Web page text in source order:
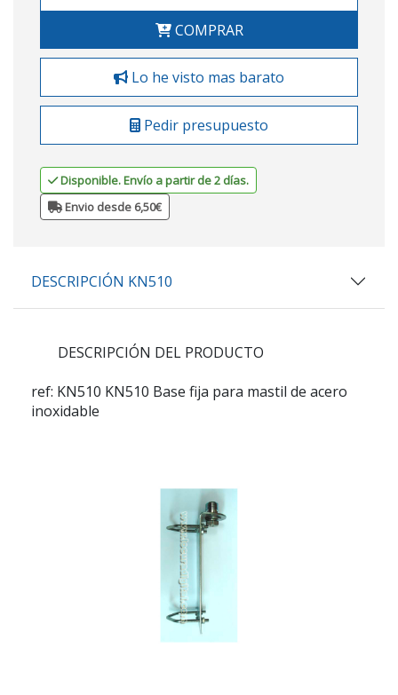
COMPRAR
Lo he visto mas barato
Pedir presupuesto
Disponible. Envío a partir de 2 días.
Envio desde 6,50€
DESCRIPCIÓN KN510
DESCRIPCIÓN DEL PRODUCTO
ref: KN510 KN510 Base fija para mastil de acero
inoxidable